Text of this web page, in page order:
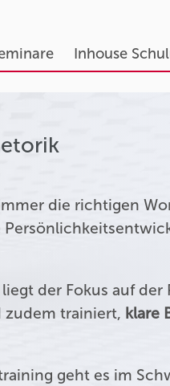
Inhouse
die richtigen
der Fokus auf
zudem trainiert, klare
geht es im